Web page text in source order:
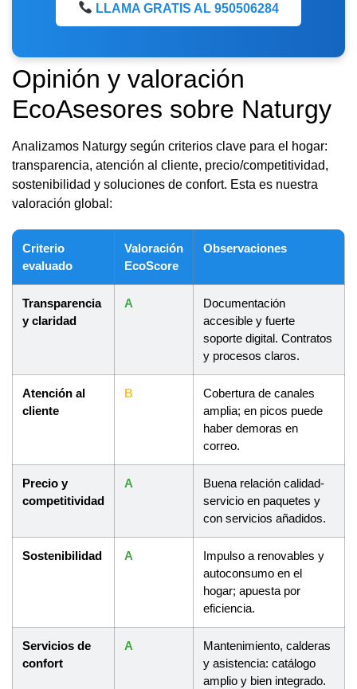
LLAMA GRATIS AL 950506284
Opinión y valoración
EcoAsesores sobre Naturgy
Analizamos Naturgy según criterios clave para el hogar:
transparencia, atención al cliente, precio/competitividad,
sostenibilidad y soluciones de confort. Esta es nuestra
valoración global:
Criterio
evaluado
Valoración
EcoScore
Observaciones
Transparencia
y claridad
A
Documentación
accesible y fuerte
soporte digital. Contratos
y procesos claros.
Atención al
cliente
B
Cobertura de canales
amplia; en picos puede
haber demoras en
correo.
Precio y
competitividad
A
Buena relación calidad-
servicio en paquetes y
con servicios añadidos.
Sostenibilidad A
Impulso a renovables y
autoconsumo en el
hogar; apuesta por
eficiencia.
Servicios de
confort
A
Mantenimiento, calderas
y asistencia: catálogo
amplio y bien integrado.